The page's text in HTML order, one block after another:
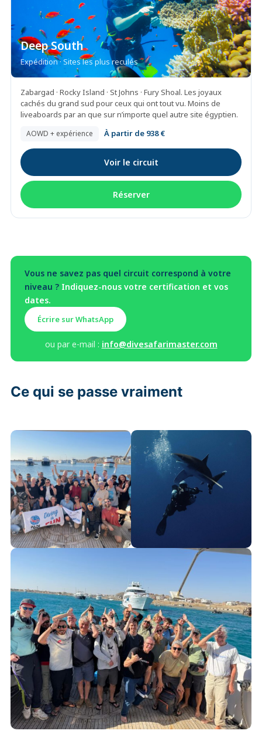
Deep South
Expédition · Sites les plus reculés
Zabargad · Rocky Island · St Johns · Fury Shoal. Les joyaux
cachés du grand sud pour ceux qui ont tout vu. Moins de
liveaboards par an que sur n’importe quel autre site égyptien.
AOWD + expérience À partir de 938 €
Voir le circuit
Réserver
Vous ne savez pas quel circuit correspond à votre
niveau ? Indiquez-nous votre certification et vos
dates.
Écrire sur WhatsApp
ou par e-mail : info@divesafarimaster.com
Ce qui se passe vraiment